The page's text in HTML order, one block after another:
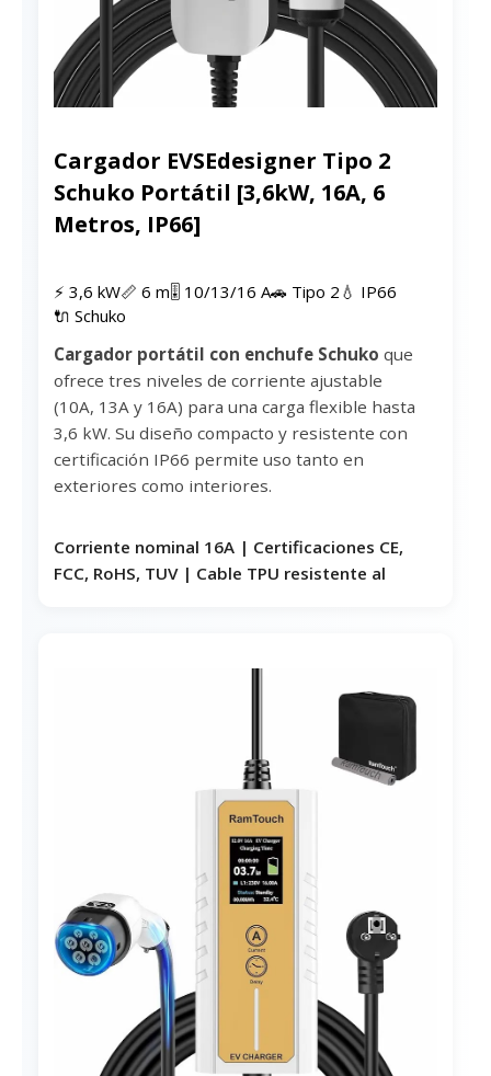
Ver precio en Amazon
Cargador EVSEdesigner Tipo 2
Schuko Portátil [3,6kW, 16A, 6
Metros, IP66]
⚡ 3,6 kW📏 6 m🎚 10/13/16 A🚗 Tipo 2 💧 IP66
🔌 Schuko
Cargador portátil con enchufe Schuko que
ofrece tres niveles de corriente ajustable
(10A, 13A y 16A) para una carga flexible hasta
3,6 kW. Su diseño compacto y resistente con
certificación IP66 permite uso tanto en
exteriores como interiores.
Corriente nominal 16A | Certificaciones CE,
FCC, RoHS, TUV | Cable TPU resistente al
¿Por qué te recomendamos este
cargador EVSEdesigner para tu hogar
¿Qué opinan los usuarios que ya han
comprado este cargador EV?